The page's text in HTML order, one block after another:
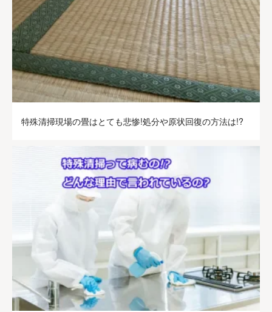
特殊清掃現場の畳はとても悲惨!処分や原状回復の方法は!?